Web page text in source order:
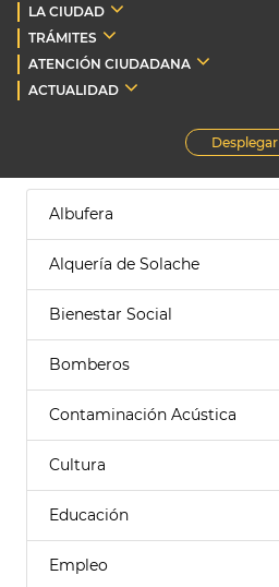
LA CIUDAD
TRÁMITES
ATENCIÓN CIUDADANA
ACTUALIDAD
Desplegar
Albufera
Alquería de Solache
Bienestar Social
Bomberos
Contaminación Acústica
Cultura
Educación
Empleo